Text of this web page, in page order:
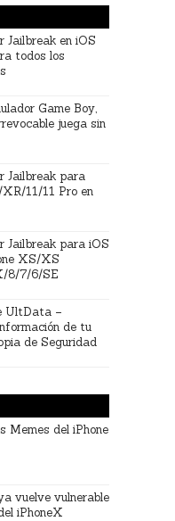
Jailbreak en iOS
todos los
Game Boy,
juega sin
Jailbreak para
11/11 Pro en
Jailbreak para iOS
XS/XS
8/7/6/SE
UltData –
de tu
de Seguridad
Memes del iPhone
vuelve vulnerable
iPhoneX